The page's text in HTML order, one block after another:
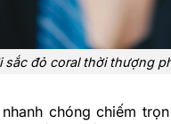
sắc đỏ coral thời thượng
chóng chiếm